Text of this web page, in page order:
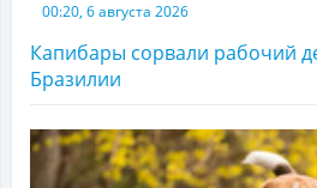
00:20, 6 августа 2026
Капибары сорвали рабочий
Бразилии